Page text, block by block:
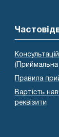
(Приймальна
Правила
Вартість
реквізити